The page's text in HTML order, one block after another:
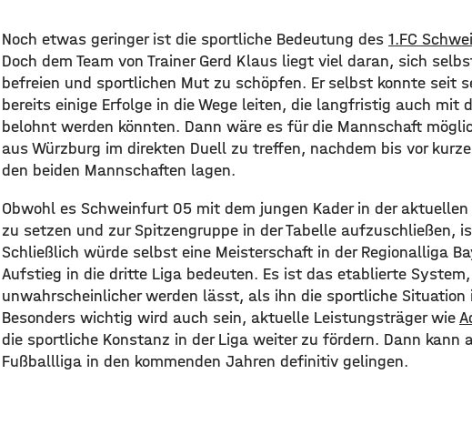
Noch etwas geringer ist die sportliche Bedeutung des 1.FC
Doch dem Team von Trainer Gerd Klaus liegt viel daran, sich
befreien und sportlichen Mut zu schöpfen. Er selbst konnte seit
bereits einige Erfolge in die Wege leiten, die langfristig auch mit
belohnt werden könnten. Dann wäre es für die Mannschaft
aus Würzburg im direkten Duell zu treffen, nachdem bis vor
den beiden Mannschaften lagen.
Obwohl es Schweinfurt 05 mit dem jungen Kader in der
zu setzen und zur Spitzengruppe in der Tabelle aufzuschließen,
Schließlich würde selbst eine Meisterschaft in der Regionalliga
Aufstieg in die dritte Liga bedeuten. Es ist das etablierte
unwahrscheinlicher werden lässt, als ihn die sportliche Situation
Besonders wichtig wird auch sein, aktuelle Leistungsträger wie
die sportliche Konstanz in der Liga weiter zu fördern. Dann kann
Fußballliga in den kommenden Jahren definitiv gelingen.